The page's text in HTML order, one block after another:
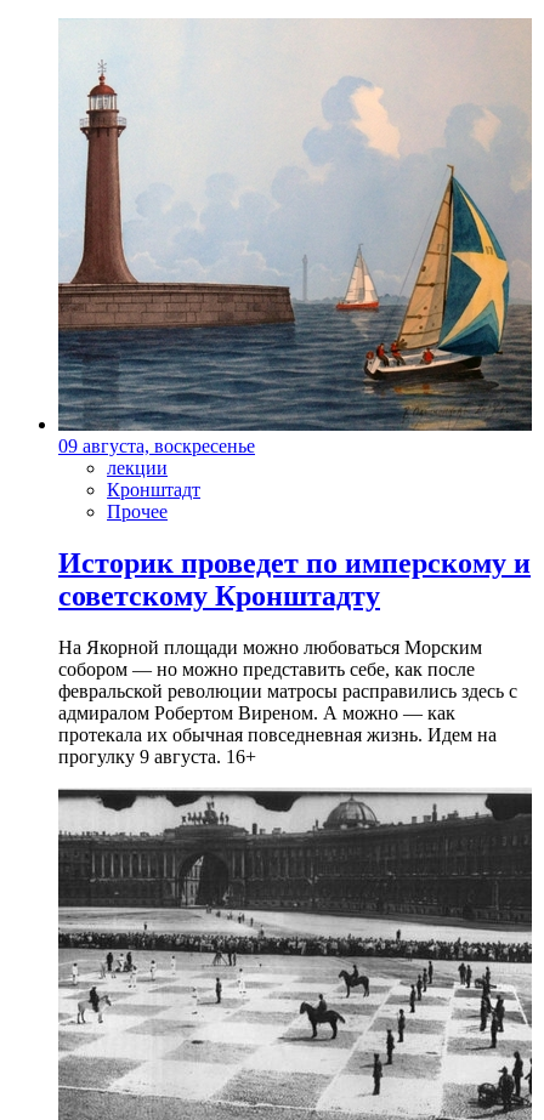
09 августа, воскресенье
лекции
Кронштадт
Прочее
Историк проведет по имперскому и
советскому Кронштадту
На Якорной площади можно любоваться Морским
собором — но можно представить себе, как после
февральской революции матросы расправились здесь с
адмиралом Робертом Виреном. А можно — как
протекала их обычная повседневная жизнь. Идем на
прогулку 9 августа. 16+